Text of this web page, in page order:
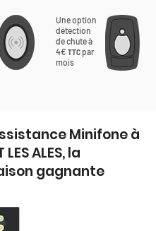
Une option
détection
de chute à
4€ TTC par
mois
Minifone à
LES ALES, la
gagnante